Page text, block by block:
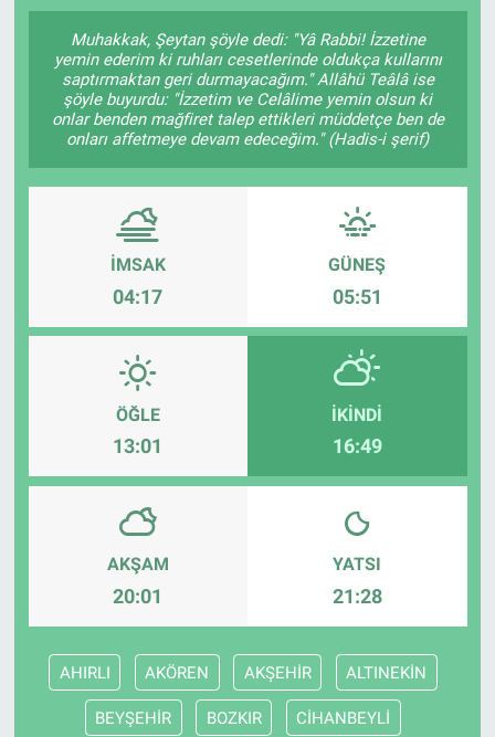
Muhakkak, Şeytan şöyle dedi: "Yâ Rabbi! İzzetine
yemin ederim ki ruhları cesetlerinde oldukça kullarını
saptırmaktan geri durmayacağım." Allâhü Teâlâ ise
şöyle buyurdu: "İzzetim ve Celâlime yemin olsun ki
onlar benden mağfiret talep ettikleri müddetçe ben de
onları affetmeye devam edeceğim." (Hadis-i şerif)
İMSAK
04:17
GÜNEŞ
05:51
ÖĞLE
13:01
İKINDI
16:49
AKŞAM
20:01
YATSI
21:28
AHIRLI AKÖREN AKŞEHİR ALTINEKİN
BEYŞEHİR BOZKIR CİHANBEYLİ
Müzik
Sağlık
Spor
Teknoloji
Tv Medya
TV MEDYA
KÜLTÜR SANAT